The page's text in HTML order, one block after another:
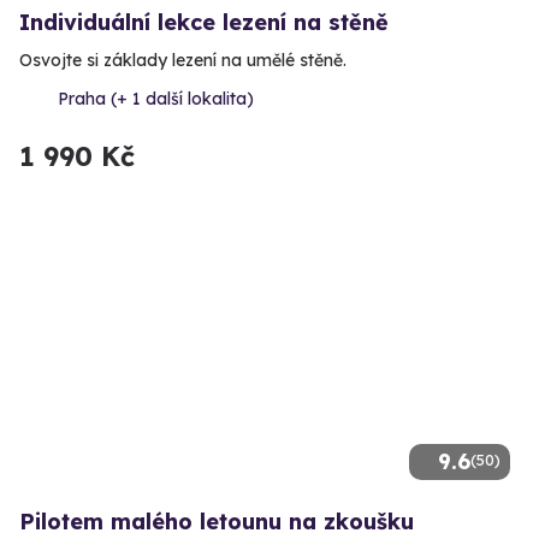
Individuální lekce lezení na stěně
Osvojte si základy lezení na umělé stěně.
Praha (+ 1 další lokalita)
1 990 Kč
9.6(50)
Pilotem malého letounu na zkoušku